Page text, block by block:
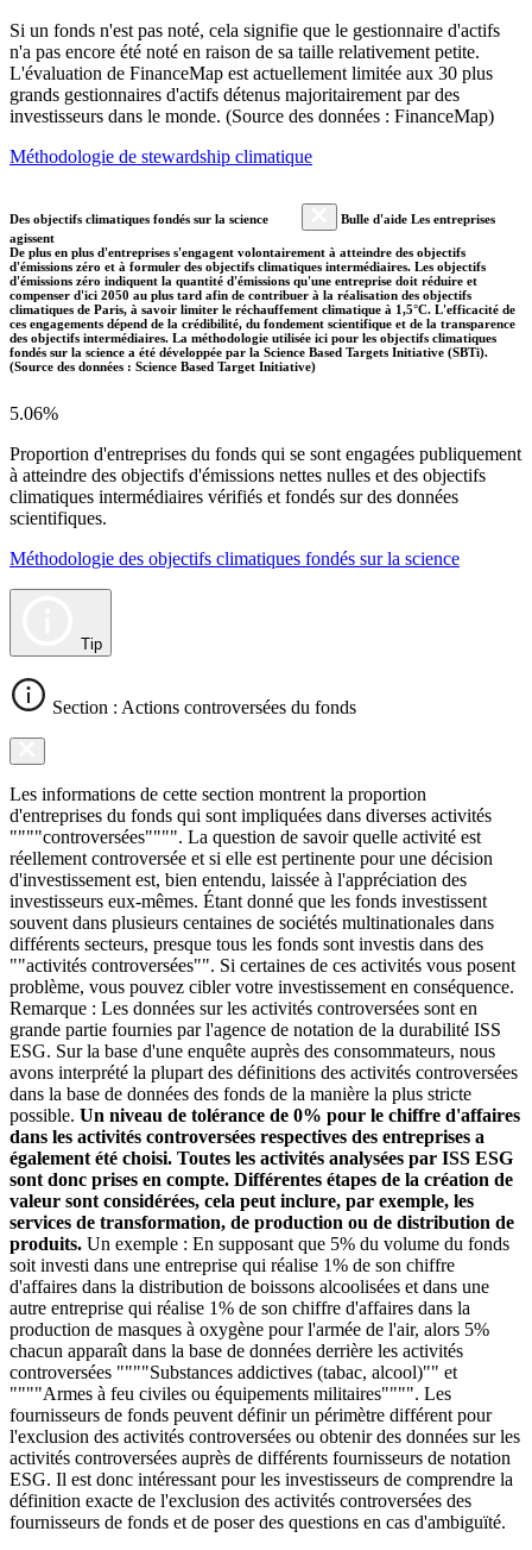
Si un fonds n'est pas noté, cela signifie que le gestionnaire d'actifs
n'a pas encore été noté en raison de sa taille relativement petite.
L'évaluation de FinanceMap est actuellement limitée aux 30 plus
grands gestionnaires d'actifs détenus majoritairement par des
investisseurs dans le monde. (Source des données : FinanceMap)
Méthodologie de stewardship climatique
Des objectifs climatiques fondés sur la science
Bulle d'aide Les entreprises
agissent
De plus en plus d'entreprises s'engagent volontairement à atteindre des objectifs
d'émissions zéro et à formuler des objectifs climatiques intermédiaires. Les objectifs
d'émissions zéro indiquent la quantité d'émissions qu'une entreprise doit réduire et
compenser d'ici 2050 au plus tard afin de contribuer à la réalisation des objectifs
climatiques de Paris, à savoir limiter le réchauffement climatique à 1,5°C. L'efficacité de
ces engagements dépend de la crédibilité, du fondement scientifique et de la transparence
des objectifs intermédiaires. La méthodologie utilisée ici pour les objectifs climatiques
fondés sur la science a été développée par la Science Based Targets Initiative (SBTi).
(Source des données : Science Based Target Initiative)
5.06%
Proportion d'entreprises du fonds qui se sont engagées publiquement
à atteindre des objectifs d'émissions nettes nulles et des objectifs
climatiques intermédiaires vérifiés et fondés sur des données
scientifiques.
Méthodologie des objectifs climatiques fondés sur la science
Tip
Section : Actions controversées du fonds
Les informations de cette section montrent la proportion
d'entreprises du fonds qui sont impliquées dans diverses activités
""""controversées"""". La question de savoir quelle activité est
réellement controversée et si elle est pertinente pour une décision
d'investissement est, bien entendu, laissée à l'appréciation des
investisseurs eux-mêmes. Étant donné que les fonds investissent
souvent dans plusieurs centaines de sociétés multinationales dans
différents secteurs, presque tous les fonds sont investis dans des
""activités controversées"". Si certaines de ces activités vous posent
problème, vous pouvez cibler votre investissement en conséquence.
Remarque : Les données sur les activités controversées sont en
grande partie fournies par l'agence de notation de la durabilité ISS
ESG. Sur la base d'une enquête auprès des consommateurs, nous
avons interprété la plupart des définitions des activités controversées
dans la base de données des fonds de la manière la plus stricte
possible. Un niveau de tolérance de 0% pour le chiffre d'affaires
dans les activités controversées respectives des entreprises a
également été choisi. Toutes les activités analysées par ISS ESG
sont donc prises en compte. Différentes étapes de la création de
valeur sont considérées, cela peut inclure, par exemple, les
services de transformation, de production ou de distribution de
produits. Un exemple : En supposant que 5% du volume du fonds
soit investi dans une entreprise qui réalise 1% de son chiffre
d'affaires dans la distribution de boissons alcoolisées et dans une
autre entreprise qui réalise 1% de son chiffre d'affaires dans la
production de masques à oxygène pour l'armée de l'air, alors 5%
chacun apparaît dans la base de données derrière les activités
controversées """"Substances addictives (tabac, alcool)"" et
""""Armes à feu civiles ou équipements militaires"""". Les
fournisseurs de fonds peuvent définir un périmètre différent pour
l'exclusion des activités controversées ou obtenir des données sur les
activités controversées auprès de différents fournisseurs de notation
ESG. Il est donc intéressant pour les investisseurs de comprendre la
définition exacte de l'exclusion des activités controversées des
fournisseurs de fonds et de poser des questions en cas d'ambiguïté.